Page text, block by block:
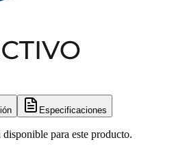
Especificaciones
para este producto.